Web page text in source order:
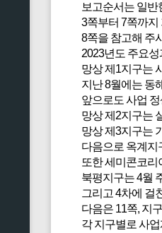
보고순서는 일
3쪽부터 7쪽까지
8쪽을 참고해 주
2023년도 주요
망상 제1지구는
지난 8월에는 동
앞으로도 사업
망상 제2지구는
망상 제3지구는
다음으로 옥계지
또한 세미콘코리
북평지구는 4월
그리고 4차에 걸
다음은 11쪽, 지
각 지구별로 사